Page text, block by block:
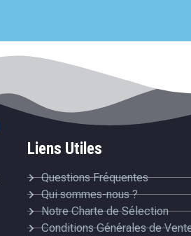
Liens Utiles
Questions Fréquentes
Qui sommes-nous ?
Notre Charte de Sélection
Conditions Générales de